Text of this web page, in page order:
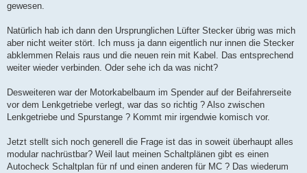
gewesen.
Natürlich hab ich dann den Ursprunglichen Lüfter Stecker übrig was mich
aber nicht weiter stört. Ich muss ja dann eigentlich nur innen die Stecker
abklemmen Relais raus und die neuen rein mit Kabel. Das entsprechend
weiter wieder verbinden. Oder sehe ich da was nicht?
Desweiteren war der Motorkabelbaum im Spender auf der Beifahrerseite
vor dem Lenkgetriebe verlegt, war das so richtig ? Also zwischen
Lenkgetriebe und Spurstange ? Kommt mir irgendwie komisch vor.
Jetzt stellt sich noch generell die Frage ist das in soweit überhaupt alles
modular nachrüstbar? Weil laut meinen Schaltplänen gibt es einen
Autocheck Schaltplan für nf und einen anderen für MC ? Das wiederum